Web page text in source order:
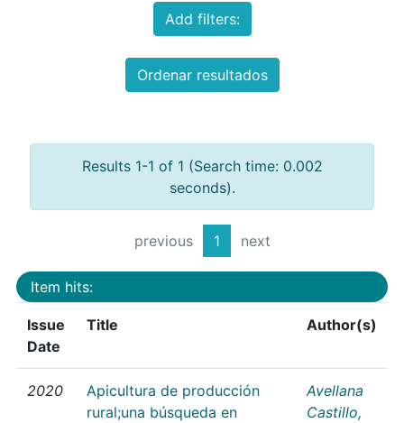
Add filters:
Ordenar resultados
Results 1-1 of 1 (Search time: 0.002
seconds).
previous 1 next
Item hits:
Issue
Date
Title Author(s)
2020
Apicultura de producción
rural;una búsqueda en
Avellana
Castillo,